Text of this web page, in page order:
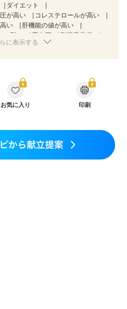
ダイエット
が高い
コレステロールが高い
い
肝機能の値が高い
2型） 高血圧
脂質異常症
症 心筋梗塞
糖尿病性腎症（第２期）
CKD（ステージ１）
ん（抗がん剤治療中）
（初期）
初期）
初期）
に表示する
お気に入り 印刷